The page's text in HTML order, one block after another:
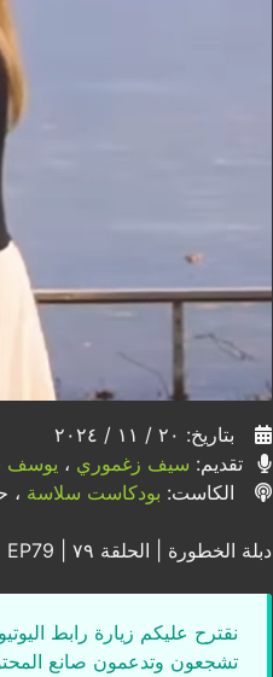
بتاريخ: ٢٠ / ١١ / ٢٠٢٤
تقديم: سيف زغموري ، يوسف
الكاست: بودكاست سلاسة ،
دبلة الخطورة | الحلقة ٧٩ | EP79
نقترح عليكم زيارة رابط
تشجعون وتدعمون صانع